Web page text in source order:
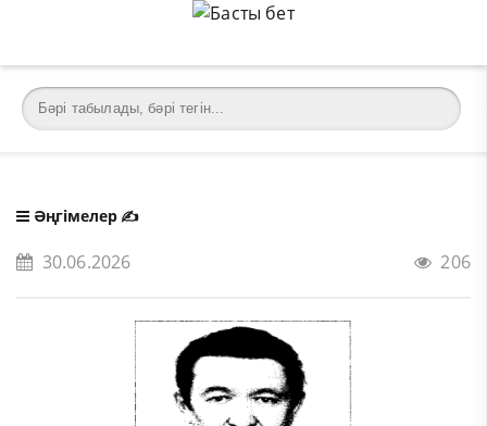
Әңгімелер✍️
30.06.2026 206